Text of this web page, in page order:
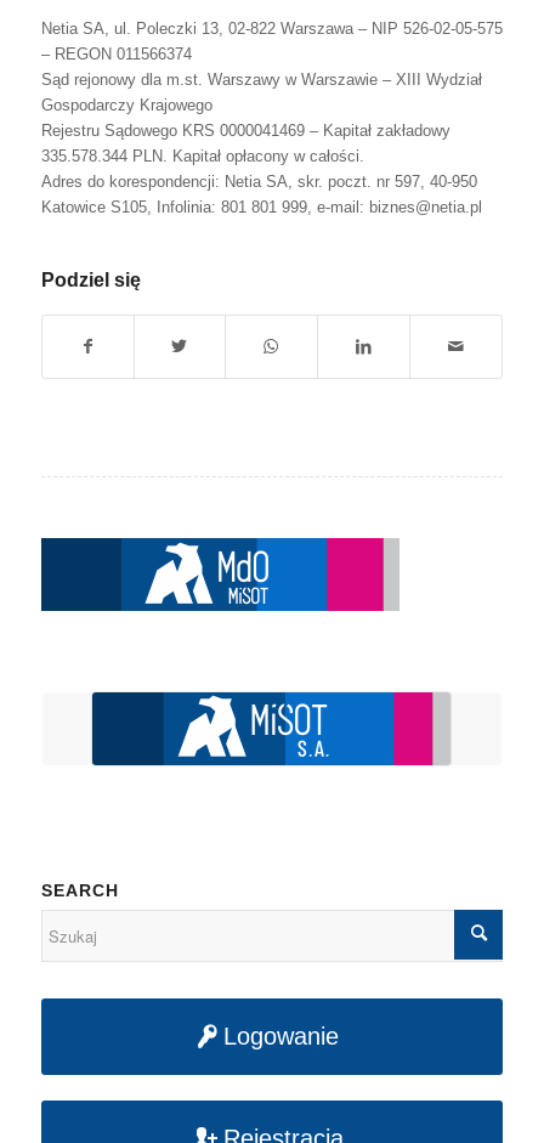
Netia SA, ul. Poleczki 13, 02-822 Warszawa – NIP 526-02-05-575
– REGON 011566374
Sąd rejonowy dla m.st. Warszawy w Warszawie – XIII Wydział
Gospodarczy Krajowego
Rejestru Sądowego KRS 0000041469 – Kapitał zakładowy
335.578.344 PLN. Kapitał opłacony w całości.
Adres do korespondencji: Netia SA, skr. poczt. nr 597, 40-950
Katowice S105, Infolinia: 801 801 999, e-mail: biznes@netia.pl
Podziel się
SEARCH
Logowanie